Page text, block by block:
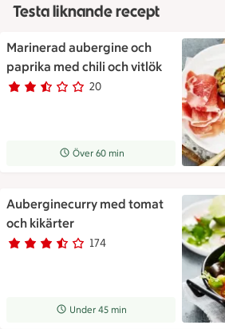
Testa liknande recept
Marinerad aubergine och
paprika med chili och vitlök
Betyg 2.7 av 5. 20
20 personer har röstat
Receptet tar Över 60 min att tillaga
Över 60 min
Auberginecurry med tomat
och kikärter
Betyg 3.3 av 5. 174
174 personer har röstat
Receptet tar Under 45 min att tillaga
Under 45 min